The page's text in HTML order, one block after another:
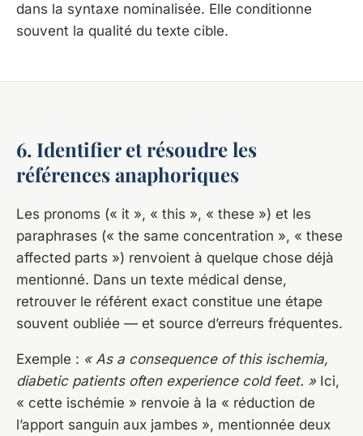
dans la syntaxe nominalisée. Elle conditionne
souvent la qualité du texte cible.
6. Identifier et résoudre les
références anaphoriques
Les pronoms (« it », « this », « these ») et les
paraphrases (« the same concentration », « these
affected parts ») renvoient à quelque chose déjà
mentionné. Dans un texte médical dense,
retrouver le référent exact constitue une étape
souvent oubliée — et source d’erreurs fréquentes.
Exemple : « As a consequence of this ischemia,
diabetic patients often experience cold feet. »Ici,
« cette ischémie » renvoie à la « réduction de
l’apport sanguin aux jambes », mentionnée deux